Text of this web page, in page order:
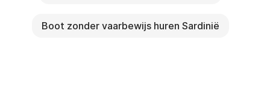
Boot zonder vaarbewijs huren Sardinië